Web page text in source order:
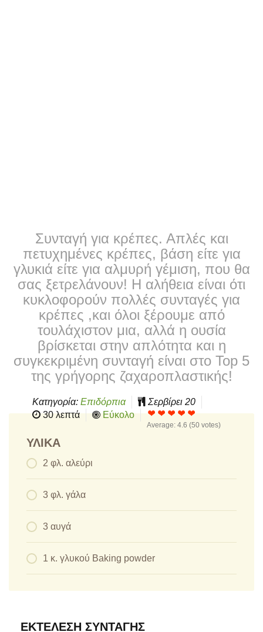
Συνταγή για κρέπες. Απλές και
πετυχημένες κρέπες, βάση είτε για
γλυκιά είτε για αλμυρή γέμιση, που θα
σας ξετρελάνουν! Η αλήθεια είναι ότι
κυκλοφορούν πολλές συνταγές για
κρέπες ,και όλοι ξέρουμε από
τουλάχιστον μια, αλλά η ουσία
βρίσκεται στην απλότητα και η
συγκεκριμένη συνταγή είναι στο Top 5
της γρήγορης ζαχαροπλαστικής!
Κατηγορία: Επιδόρπια Σερβίρει 20
30 λεπτά
Εύκολο
Average: 4.6 (50 votes)
ΥΛΙΚΆ
2 φλ. αλεύρι
3 φλ. γάλα
3 αυγά
1 κ. γλυκού Baking powder
ΕΚΤΈΛΕΣΗ ΣΥΝΤΑΓΉΣ